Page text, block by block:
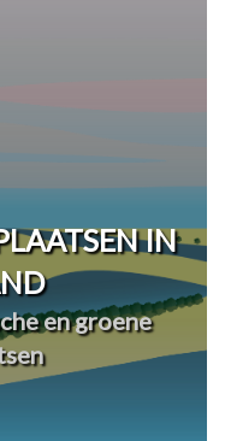
IN
en groene